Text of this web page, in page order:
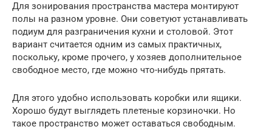
Для зонирования пространства мастера монтируют
полы на разном уровне. Они советуют устанавливать
подиум для разграничения кухни и столовой. Этот
вариант считается одним из самых практичных,
поскольку, кроме прочего, у хозяев дополнительное
свободное место, где можно что-нибудь прятать.
Для этого удобно использовать коробки или ящики.
Хорошо будут выглядеть плетеные корзиночки. Но
такое пространство может оставаться свободным.